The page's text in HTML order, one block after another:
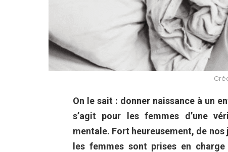
On le sait : donner naissance à un
s’agit pour les femmes d’une
mentale. Fort heureusement, de
les femmes sont prises en